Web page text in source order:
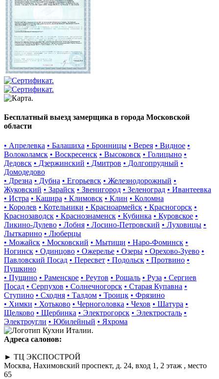
Бесплатный выезд замерщика в города Московской
области
• Апрелевка • Балашиха • Бронницы • Верея • Видное •
Волоколамск • Воскресенск • Высоковск • Голицыно •
Дедовск • Дзержинский • Дмитров • Долгопрудный •
Домодедово
• Дрезна • Дубна • Егорьевск • Железнодорожный •
Жуковский • Зарайск • Звенигород • Зеленоград • Ивантеевка
• Истра • Кашира • Климовск • Клин • Коломна
• Королев • Котельники • Красноармейск • Красногорск •
Краснозаводск • Краснознаменск • Кубинка • Куровское •
Ликино-Дулево • Лобня • Лосино-Петровский • Луховицы •
Лыткарино • Люберцы
• Можайск • Московский • Мытищи • Наро-Фоминск •
Ногинск • Одинцово • Ожерелье • Озеры • Орехово-Зуево •
Павловский Посад • Пересвет • Подольск • Протвино •
Пушкино
• Пущино • Раменское • Реутов • Рошаль • Руза • Сергиев
Посад • Серпухов • Солнечногорск • Старая Купавна •
Ступино • Сходня • Талдом • Троицк • Фрязино
• Химки • Хотьково • Черноголовка • Чехов • Шатура •
Щелково • Щербинка • Электрогорск • Электросталь •
Электроугли • Юбилейный • Яхрома
Адреса салонов:
► ТЦ ЭКСПОСТРОЙ
Москва, Нахимовский проспект, д. 24, вход 1, 2 этаж , место
65